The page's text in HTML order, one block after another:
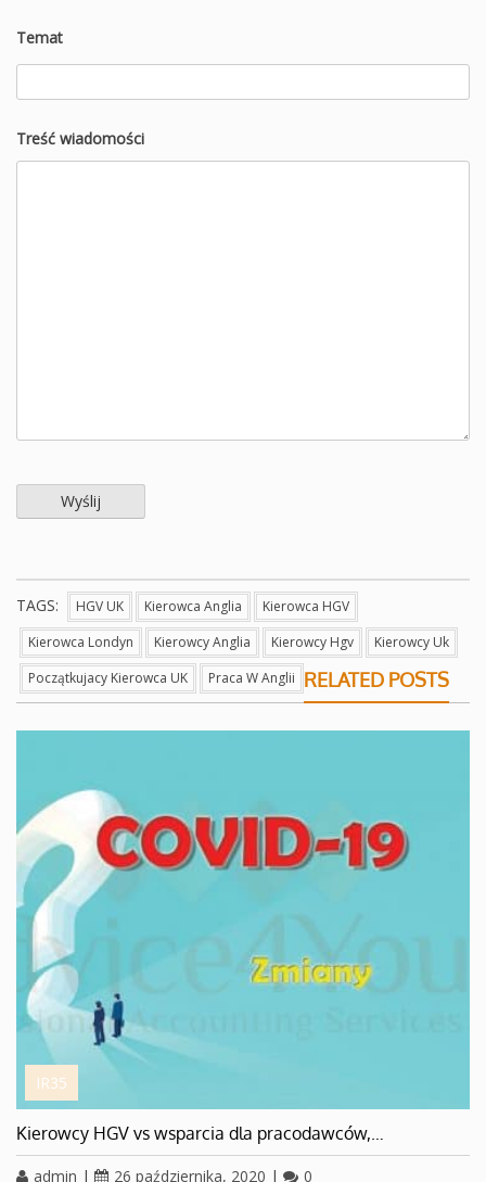
Temat
Treść wiadomości
TAGS: HGV UK Kierowca Anglia
Kierowca HGV
Kierowca Londyn
Kierowcy Anglia Kierowcy Hgv
Kierowcy Uk
Początkujacy Kierowca UK
Praca W Anglii RELATED POSTS
IR35
Kierowcy HGV vs wsparcia dla pracodawców,…
admin | 26 października, 2020 | 0